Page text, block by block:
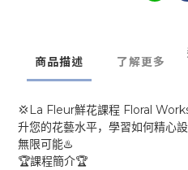
商品描述 了解更多
💢La Fleur鮮花課程 Floral
升您的花藝水平，學習如何精心
無限可能♨️
🏆課程簡介🏆